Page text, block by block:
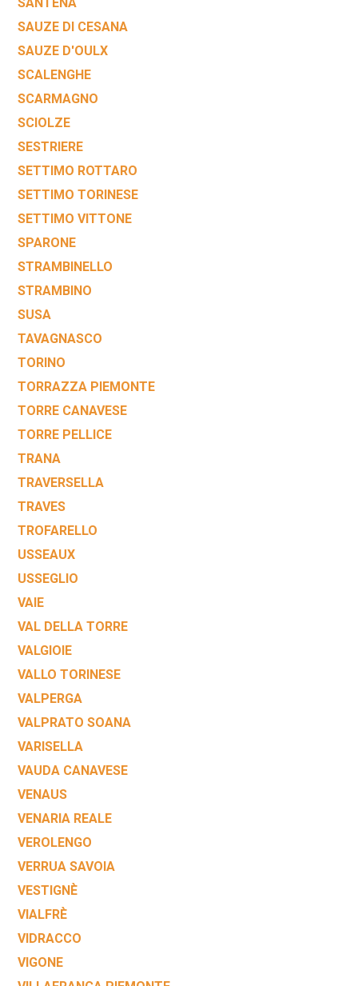
SAUZE DI CESANA
SAUZE D'OULX
SCALENGHE
SCARMAGNO
SCIOLZE
SESTRIERE
SETTIMO ROTTARO
SETTIMO TORINESE
SETTIMO VITTONE
SPARONE
STRAMBINELLO
STRAMBINO
SUSA
TAVAGNASCO
TORINO
TORRAZZA PIEMONTE
TORRE CANAVESE
TORRE PELLICE
TRANA
TRAVERSELLA
TRAVES
TROFARELLO
USSEAUX
USSEGLIO
VAIE
VAL DELLA TORRE
VALGIOIE
VALLO TORINESE
VALPERGA
VALPRATO SOANA
VARISELLA
VAUDA CANAVESE
VENAUS
VENARIA REALE
VEROLENGO
VERRUA SAVOIA
VESTIGNÈ
VIALFRÈ
VIDRACCO
VIGONE